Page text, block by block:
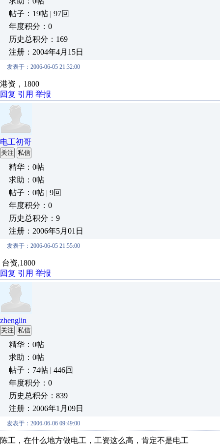
帖子：19帖 | 97回
年度积分：0
历史总积分：169
注册：2004年4月15日
发表于：2006-06-05 21:32:00
港资，1800
回复 引用 举报
电工初哥
关注 私信
精华：0帖
求助：0帖
帖子：0帖 | 9回
年度积分：0
历史总积分：9
注册：2006年5月01日
发表于：2006-06-05 21:55:00
台资,1800
回复 引用 举报
zhenglin
关注 私信
精华：0帖
求助：0帖
帖子：74帖 | 446回
年度积分：0
历史总积分：839
注册：2006年1月09日
发表于：2006-06-06 09:49:00
陈工，在什么地方做电工，工资这么高，肯定不是电工